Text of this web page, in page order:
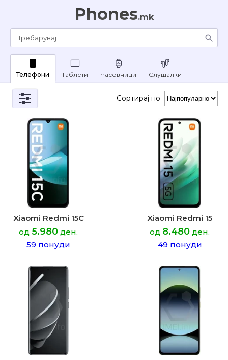
Phones.mk
Телефони Таблети Часовници Слушалки
Сортирај по
Xiaomi Redmi 15C
од 5.980 ден.
59 понуди
Xiaomi Redmi 15
од 8.480 ден.
49 понуди